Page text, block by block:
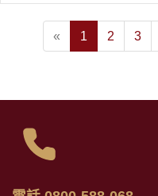
« 1 2 3